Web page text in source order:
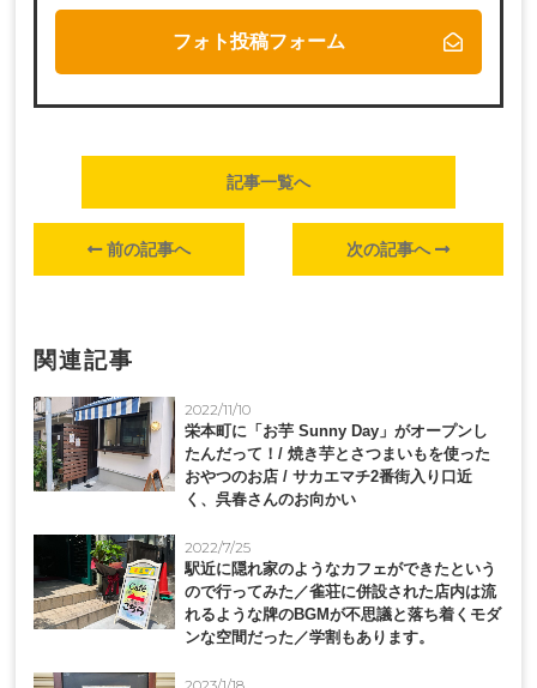
フォト投稿フォーム
前の記事へ
記事一覧へ
次の記事へ
関連記事
2022/11/10
栄本町に「お芋 Sunny Day」がオープンし
たんだって！/ 焼き芋とさつまいもを使った
おやつのお店 / サカエマチ2番街入り口近
く、呉春さんのお向かい
2022/7/25
駅近に隠れ家のようなカフェができたという
ので行ってみた／雀荘に併設された店内は流
れるような牌のBGMが不思議と落ち着くモダ
ンな空間だった／学割もあります。